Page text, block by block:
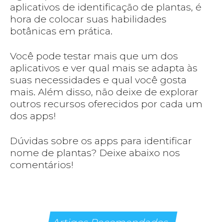
aplicativos de identificação de plantas, é
hora de colocar suas habilidades
botânicas em prática.
Você pode testar mais que um dos
aplicativos e ver qual mais se adapta às
suas necessidades e qual você gosta
mais. Além disso, não deixe de explorar
outros recursos oferecidos por cada um
dos apps!
Dúvidas sobre os apps para identificar
nome de plantas? Deixe abaixo nos
comentários!